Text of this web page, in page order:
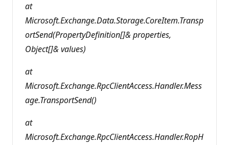
at
Microsoft.Exchange.Data.Storage.CoreItem.Transp
ortSend(PropertyDefinition[]& properties,
Object[]& values)
at
Microsoft.Exchange.RpcClientAccess.Handler.Mess
age.TransportSend()
at
Microsoft.Exchange.RpcClientAccess.Handler.RopH